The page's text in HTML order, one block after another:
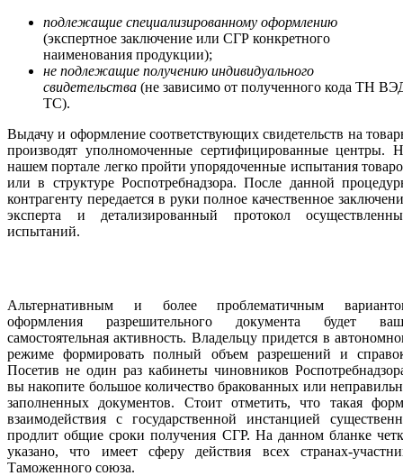
подлежащие специализированному оформлению
(экспертное заключение или СГР конкретного
наименования продукции);
не подлежащие получению индивидуального
свидетельства (не зависимо от полученного кода ТН
ТС).
Выдачу и оформление соответствующих свидетельств на
производят уполномоченные сертифицированные центры.
нашем портале легко пройти упорядоченные испытания
или в структуре Роспотребнадзора. После данной
контрагенту передается в руки полное качественное
эксперта и детализированный протокол
испытаний.
Альтернативным и более проблематичным
оформления разрешительного документа будет
самостоятельная активность. Владельцу придется в
режиме формировать полный объем разрешений и
Посетив не один раз кабинеты чиновников
вы накопите большое количество бракованных или
заполненных документов. Стоит отметить, что такая
взаимодействия с государственной инстанцией
продлит общие сроки получения СГР. На данном бланке
указано, что имеет сферу действия всех странах-
Таможенного союза.